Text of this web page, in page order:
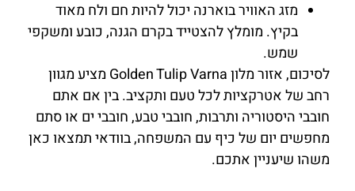
מזג האוויר בוארנה יכול להיות חם ולח מאוד
בקיץ. מומלץ להצטייד בקרם הגנה, כובע ומשקפי
שמש.
לסיכום, אזור מלון Golden Tulip Varna מציע מגוון
רחב של אטרקציות לכל טעם ותקציב. בין אם אתם
חובבי היסטוריה ותרבות, חובבי טבע, חובבי ים או סתם
מחפשים יום של כיף עם המשפחה, בוודאי תמצאו כאן
משהו שיעניין אתכם.